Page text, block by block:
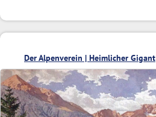
Der Alpenverein | Heimlicher Gigant